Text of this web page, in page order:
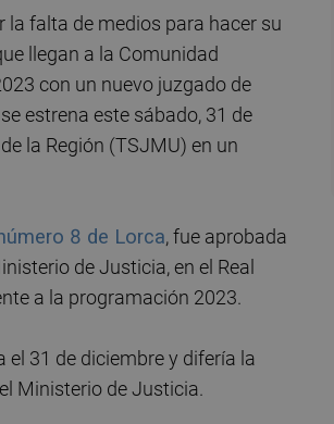
la falta de medios para hacer su
llegan a la Comunidad
con un nuevo juzgado de
se estrena este sábado, 31 de
la Región (TSJMU) en un
8 de Lorca, fue aprobada
de Justicia, en el Real
a la programación 2023.
31 de diciembre y difería la
Ministerio de Justicia.